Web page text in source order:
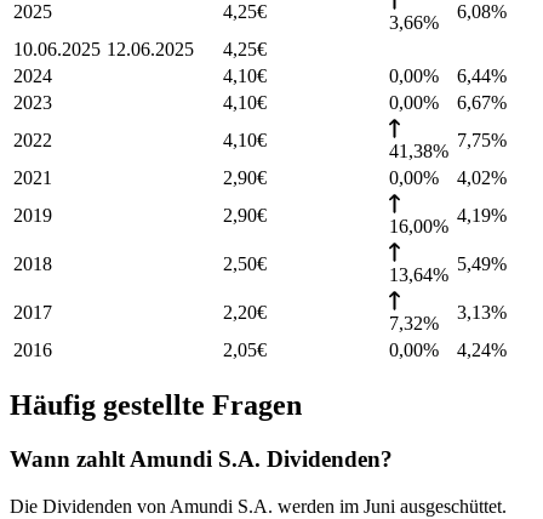
2025
4,25€
3,66%
6,08%
10.06.2025 12.06.2025 4,25€
2024
4,10€ 0,00% 6,44%
2023
4,10€ 0,00% 6,67%
2022
4,10€
41,38%
7,75%
2021
2,90€ 0,00% 4,02%
2019
2,90€
16,00%
4,19%
2018 2,50€
13,64%
5,49%
2017 2,20€
7,32%
3,13%
2016
2,05€ 0,00% 4,24%
Häufig gestellte Fragen
Wann zahlt Amundi S.A. Dividenden?
Die Dividenden von Amundi S.A. werden im Juni ausgeschüttet.